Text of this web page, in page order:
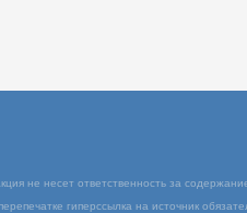
Телефон редакции: (063) 994-63-77
При